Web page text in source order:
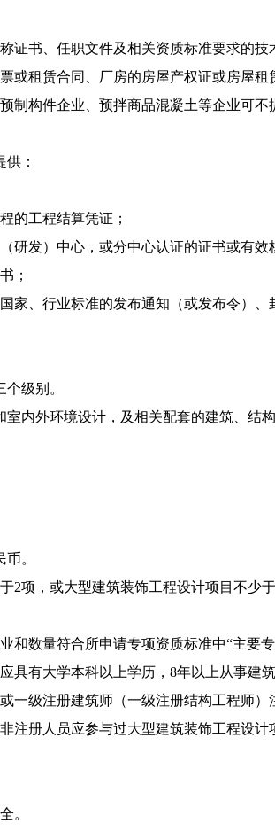
证书、任职文件及相关资质标准要求的技
或租赁合同、厂房的房屋产权证或房屋
制构件企业、预拌商品混凝土等企业可
：
的工程结算凭证；
研发）中心，或分中心认证的证书或有效
；
家、行业标准的发布通知（或发布令）、
级别。
内外环境设计，及相关配套的建筑、结
。
2项，或大型建筑装饰工程设计项目不少于
和数量符合所申请专项资质标准中“主要
具有大学本科以上学历，8年以上从事
一级注册建筑师（一级注册结构工程师）
注册人员应参与过大型建筑装饰工程设
。